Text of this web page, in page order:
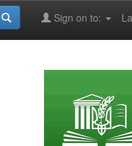
Sign on to: